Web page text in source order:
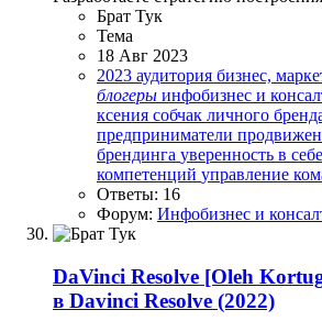
Брат Тук
Тема
18 Авг 2023
2023 аудитория бизнес,
блогеры инфобизнес и
ксения собчак личного
предприниматели
брендинга уверенность в себе
компетенций управление
Ответы: 16
Форум: Инфобизнес и
DaVinci Resolve [Oleh
в Davinci Resolve (2022)